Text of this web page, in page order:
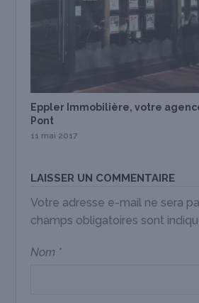
Eppler Immobilière, votre
Pont
11 mai 2017
LAISSER UN COMMENTAIRE
Votre adresse e-mail ne sera
champs obligatoires sont
Nom *